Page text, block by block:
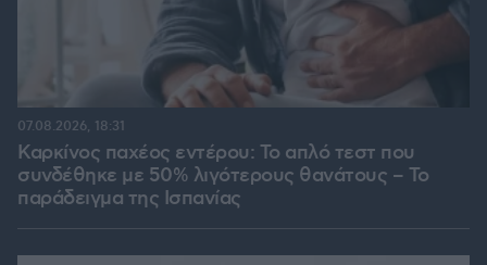
Καρκίνος παχέος εντέρου: Το απλό τεστ που
συνδέθηκε με 50% λιγότερους θανάτους – Το
παράδειγμα της Ισπανίας
07.08.2026, 18:31